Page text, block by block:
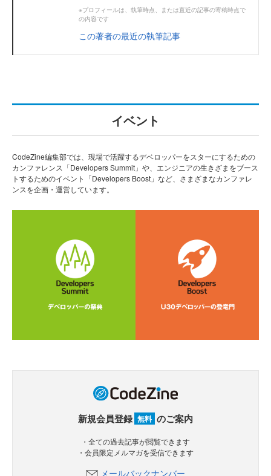
※プロフィールは、執筆時点、または直近の記事の寄稿時点で
の内容です
この著者の最近の執筆記事
イベント
CodeZine編集部では、現場で活躍するデベロッパーをスターにするための
カンファレンス「Developers Summit」や、エンジニアの生きざまをブース
トするためのイベント「Developers Boost」など、さまざまなカンファレ
ンスを企画・運営しています。
新規会員登録 無料 のご案内
・全ての過去記事が閲覧できます
・会員限定メルマガを受信できます
メールバックナンバー